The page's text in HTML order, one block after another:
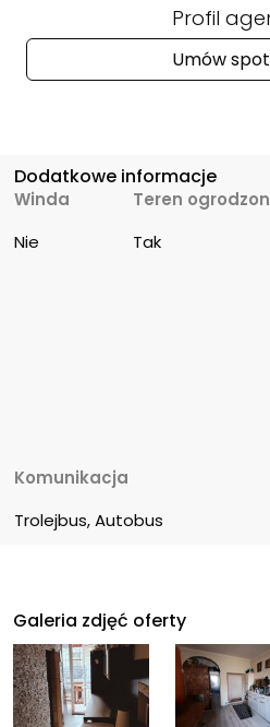
Profil
Umów
Dodatkowe informacje
Winda
Nie
Teren
Tak
Komunikacja
Trolejbus, Autobus
Galeria zdjęć oferty